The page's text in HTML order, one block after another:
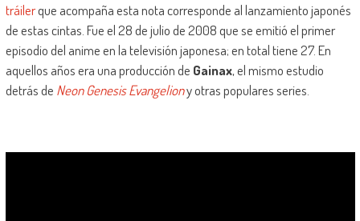
tráilerque acompaña esta nota corresponde al lanzamiento japonés
de estas cintas. Fue el 28 de julio de 2008 que se emitió el primer
episodio del anime en la televisión japonesa; en total tiene 27. En
aquellos años era una producción de Gainax, el mismo estudio
detrás de Neon Genesis Evangeliony otras populares series.